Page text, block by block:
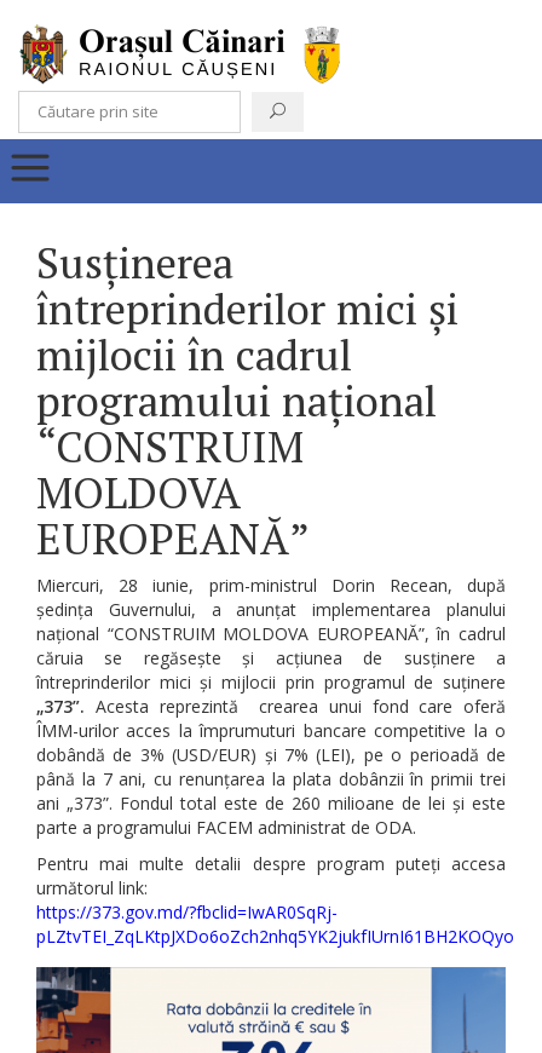
Susținerea
întreprinderilor mici și
mijlocii în cadrul
programului național
“CONSTRUIM
MOLDOVA
EUROPEANĂ”
Miercuri, 28 iunie, prim-ministrul Dorin Recean, după
ședința Guvernului, a anunțat implementarea planului
național “CONSTRUIM MOLDOVA EUROPEANĂ”, în cadrul
căruia se regăsește și acțiunea de susținere a
întreprinderilor mici și mijlocii prin programul de suținere
„373”. Acesta reprezintă
crearea unui fond care oferă
ÎMM-urilor acces la împrumuturi bancare competitive la o
dobândă de 3% (USD/EUR) și 7% (LEI), pe o perioadă de
până la 7 ani, cu renunțarea la plata dobânzii în primii trei
ani „373”. Fondul total este de 260 milioane de lei și este
parte a programului FACEM administrat de ODA.
Pentru mai multe detalii despre program puteți accesa
următorul link:
https://373.gov.md/?fbclid=IwAR0SqRj-
pLZtvTEI_ZqLKtpJXDo6oZch2nhq5YK2jukfIUrnI61BH2KOQyo